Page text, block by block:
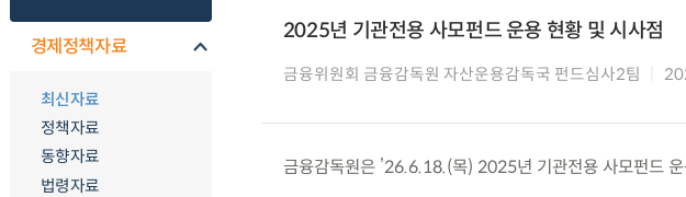
경제정책자료
최신자료
정책자료
동향자료
법령자료
2025년 기관전용 사모펀드 운용 현황 및 시사점
금융위원회 금융감독원 자산운용감독국 펀드심사2팀
금융감독원은 ’26.6.18.(목) 2025년 기관전용 사모펀드